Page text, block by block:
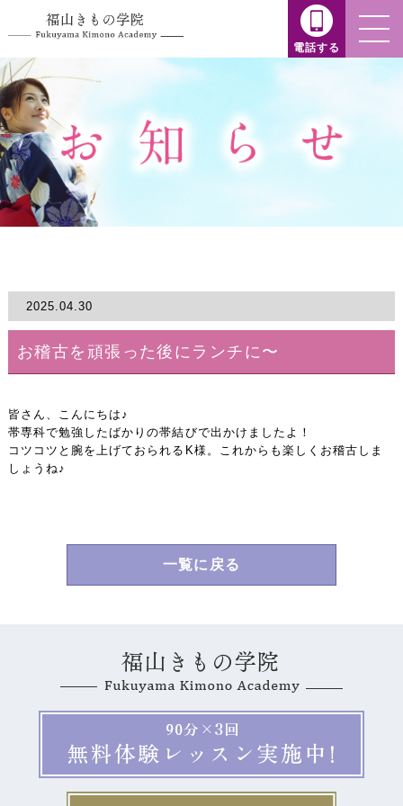
電話する
2025.04.30
お稽古を頑張った後にランチに〜
皆さん、こんにちは♪
帯専科で勉強したばかりの帯結びで出かけましたよ！
コツコツと腕を上げておられるK様。これからも楽しくお稽古しま
しょうね♪
一覧に戻る